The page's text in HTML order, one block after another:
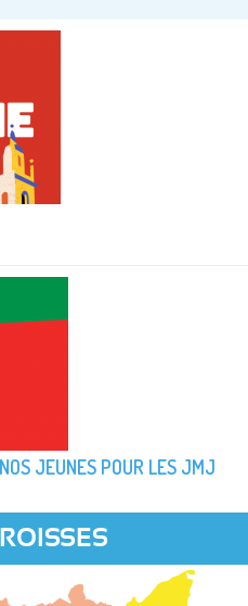
JEUNES POUR LES JMJ